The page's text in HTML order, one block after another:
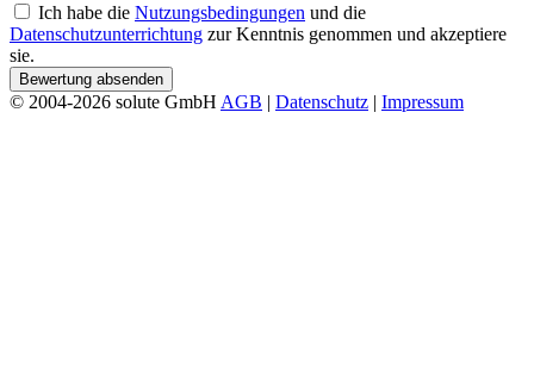
Ich habe die Nutzungsbedingungen und die
Datenschutzunterrichtung zur Kenntnis genommen und akzeptiere
sie.
Bewertung absenden
© 2004-2026 solute GmbH AGB | Datenschutz | Impressum